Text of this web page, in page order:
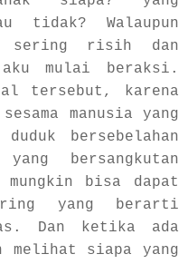
tidak? Walaupun
sering risih dan
mulai beraksi.
tersebut, karena
manusia yang
bersebelahan
bersangkutan
mungkin bisa dapat
yang berarti
Dan ketika ada
melihat siapa yang